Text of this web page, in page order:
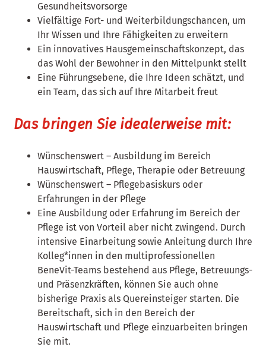
Gesundheitsvorsorge
Vielfältige Fort- und Weiterbildungschancen, um
Ihr Wissen und Ihre Fähigkeiten zu erweitern
Ein innovatives Hausgemeinschaftskonzept, das
das Wohl der Bewohner in den Mittelpunkt stellt
Eine Führungsebene, die Ihre Ideen schätzt, und
ein Team, das sich auf Ihre Mitarbeit freut
Das bringen Sie idealerweise mit:
Wünschenswert – Ausbildung im Bereich
Hauswirtschaft, Pflege, Therapie oder Betreuung
Wünschenswert – Pflegebasiskurs oder
Erfahrungen in der Pflege
Eine Ausbildung oder Erfahrung im Bereich der
Pflege ist von Vorteil aber nicht zwingend. Durch
intensive Einarbeitung sowie Anleitung durch Ihre
Kolleg*innen in den multiprofessionellen
BeneVit-Teams bestehend aus Pflege, Betreuungs-
und Präsenzkräften, können Sie auch ohne
bisherige Praxis als Quereinsteiger starten. Die
Bereitschaft, sich in den Bereich der
Hauswirtschaft und Pflege einzuarbeiten bringen
Sie mit.